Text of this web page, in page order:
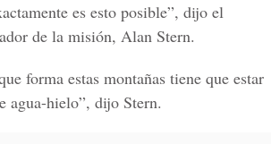
es esto posible”, dijo el
de la misión, Alan Stern.
forma estas montañas tiene que estar
agua-hielo”, dijo Stern.